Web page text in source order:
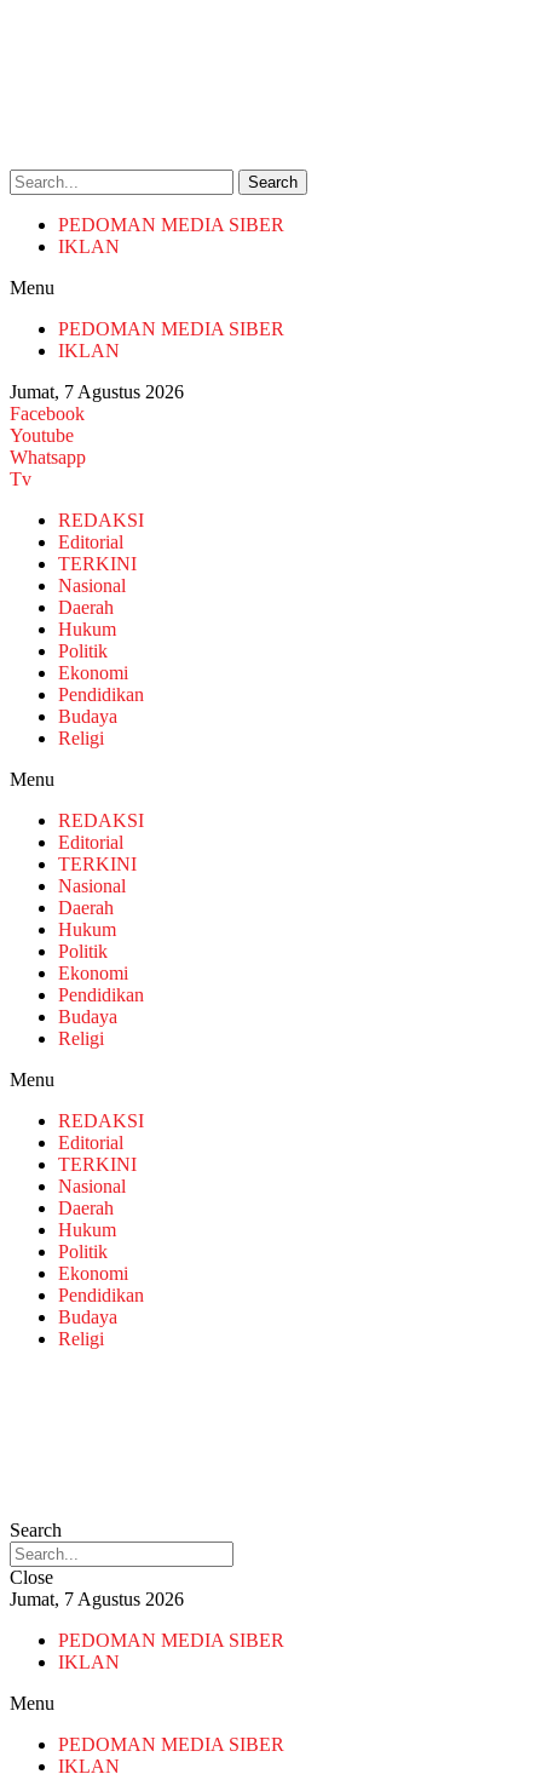
Search
PEDOMAN MEDIA SIBER
IKLAN
Menu
PEDOMAN MEDIA SIBER
IKLAN
Jumat, 7 Agustus 2026
Facebook
Youtube
Whatsapp
Tv
REDAKSI
Editorial
TERKINI
Nasional
Daerah
Hukum
Politik
Ekonomi
Pendidikan
Budaya
Religi
Menu
REDAKSI
Editorial
TERKINI
Nasional
Daerah
Hukum
Politik
Ekonomi
Pendidikan
Budaya
Religi
Menu
REDAKSI
Editorial
TERKINI
Nasional
Daerah
Hukum
Politik
Ekonomi
Pendidikan
Budaya
Religi
Search
Close
Jumat, 7 Agustus 2026
PEDOMAN MEDIA SIBER
IKLAN
Menu
PEDOMAN MEDIA SIBER
IKLAN